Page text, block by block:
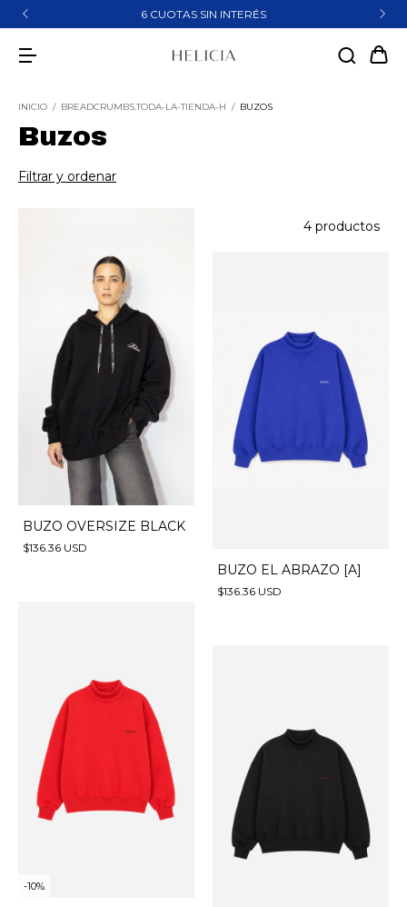
6 CUOTAS SIN INTERÉS
INICIO / BREADCRUMBS.TODA-LA-TIENDA-H / BUZOS
Buzos
Filtrar y ordenar
4 productos
BUZO OVERSIZE BLACK
$136.36 USD
BUZO EL ABRAZO [A]
$136.36 USD
-10%